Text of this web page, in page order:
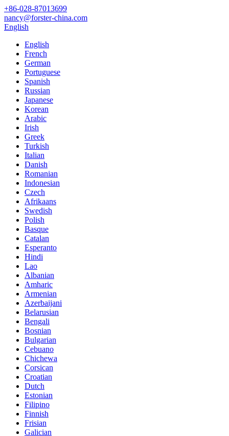
+86-028-87013699
nancy@forster-china.com
English
English
French
German
Portuguese
Spanish
Russian
Japanese
Korean
Arabic
Irish
Greek
Turkish
Italian
Danish
Romanian
Indonesian
Czech
Afrikaans
Swedish
Polish
Basque
Catalan
Esperanto
Hindi
Lao
Albanian
Amharic
Armenian
Azerbaijani
Belarusian
Bengali
Bosnian
Bulgarian
Cebuano
Chichewa
Corsican
Croatian
Dutch
Estonian
Filipino
Finnish
Frisian
Galician